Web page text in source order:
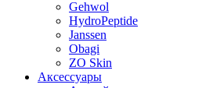
Gehwol
HydroPeptide
Janssen
Obagi
ZO Skin
Aксессуары